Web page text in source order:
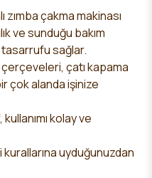
zımba çakma makinası
ve sunduğu bakım
tasarrufu sağlar.
çatı kapama
çok alanda işinize
kolay ve
uyduğunuzdan